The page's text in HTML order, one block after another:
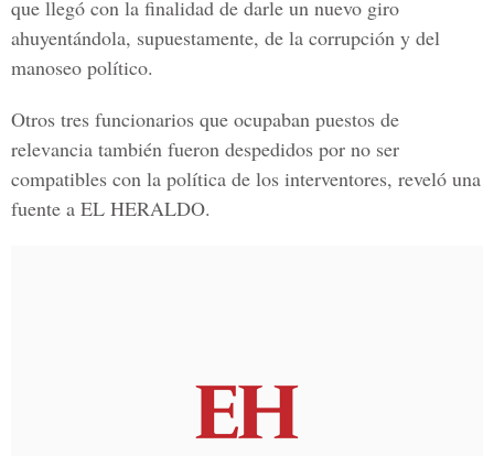
que llegó con la finalidad de darle un nuevo giro
ahuyentándola, supuestamente, de la corrupción y del
manoseo político.
Otros tres funcionarios que ocupaban puestos de
relevancia también fueron despedidos por no ser
compatibles con la política de los interventores, reveló una
fuente a EL HERALDO.